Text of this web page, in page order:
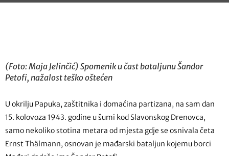
(Foto: Maja Jelinčić) Spomenik u čast bataljunu Šandor
Petofi, nažalost teško oštećen
U okrilju Papuka, zaštitnika i domaćina partizana, na sam dan
15. kolovoza 1943. godine u šumi kod Slavonskog Drenovca,
samo nekoliko stotina metara od mjesta gdje se osnivala četa
Ernst Thälmann, osnovan je mađarski bataljun kojemu borci